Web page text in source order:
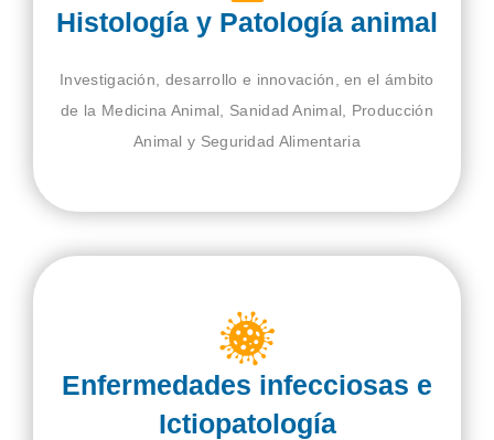
Histología y Patología animal
Investigación, desarrollo e innovación, en el ámbito
de la Medicina Animal, Sanidad Animal, Producción
Animal y Seguridad Alimentaria
Enfermedades infecciosas e
Ictiopatología